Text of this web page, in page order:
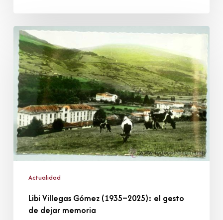
Libi
Villegas
Gómez
(1935–
2025):
el
gesto
de
dejar
memoria
Actualidad
Libi Villegas Gómez (1935–2025): el gesto
de dejar memoria